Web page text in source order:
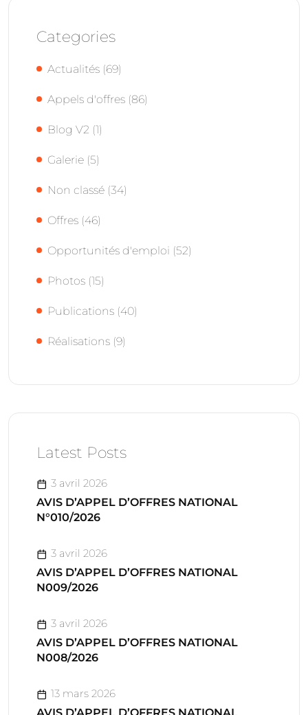
Categories
Actualités (69)
Appels d'offres (86)
Blog V2 (1)
Galerie (5)
Non classé (34)
Offres (46)
Opportunités d'emploi (52)
Photos (15)
Publications (40)
Réalisations (9)
Latest Posts
3 avril 2026
AVIS D’APPEL D’OFFRES NATIONAL
N°010/2026
3 avril 2026
AVIS D’APPEL D’OFFRES NATIONAL
N009/2026
3 avril 2026
AVIS D’APPEL D’OFFRES NATIONAL
N008/2026
13 mars 2026